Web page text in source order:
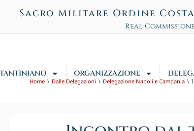
Sacro Militare Ordine
Real
ORGANIZZAZIONE
Home Dalle Delegazioni Delegazione Napoli e Campania